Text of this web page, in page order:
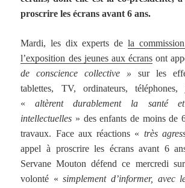
proscrire les écrans avant 6 ans.
Mardi, les dix experts de la
l’exposition des jeunes aux écransont
de conscience collective » sur les
tablettes, TV, ordinateurs,
«altèrent durablement la santé
intellectuelles » des enfants de moins de
travaux. Face aux réactions « très
appel à proscrire les écrans avant 6
Servane Mouton défend ce mercredi
volonté «simplement d’informer, avec